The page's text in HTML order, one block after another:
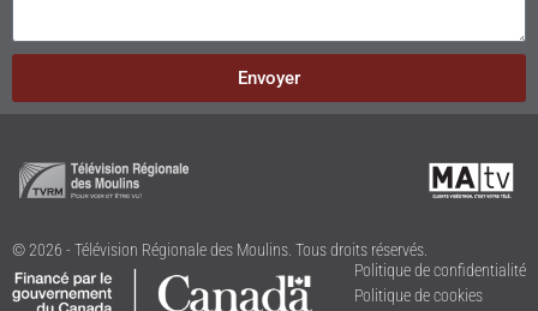
Envoyer
© 2026 - Télévision Régionale des Moulins. Tous droits réservés.
Politique de confidentialité
Politique de cookies